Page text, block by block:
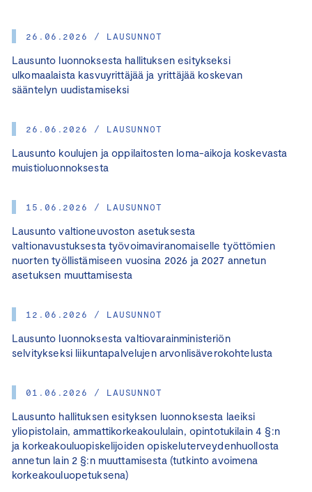
26.06.2026 / LAUSUNNOT
Lausunto luonnoksesta hallituksen esitykseksi
ulkomaalaista kasvuyrittäjää ja yrittäjää koskevan
sääntelyn uudistamiseksi
26.06.2026 / LAUSUNNOT
Lausunto koulujen ja oppilaitosten loma-aikoja koskevasta
muistioluonnoksesta
15.06.2026 / LAUSUNNOT
Lausunto valtioneuvoston asetuksesta
valtionavustuksesta työvoimaviranomaiselle työttömien
nuorten työllistämiseen vuosina 2026 ja 2027 annetun
asetuksen muuttamisesta
12.06.2026 / LAUSUNNOT
Lausunto luonnoksesta valtiovarainministeriön
selvitykseksi liikuntapalvelujen arvonlisäverokohtelusta
01.06.2026 / LAUSUNNOT
Lausunto hallituksen esityksen luonnoksesta laeiksi
yliopistolain, ammattikorkeakoululain, opintotukilain 4 §:n
ja korkeakouluopiskelijoiden opiskeluterveydenhuollosta
annetun lain 2 §:n muuttamisesta (tutkinto avoimena
korkeakouluopetuksena)